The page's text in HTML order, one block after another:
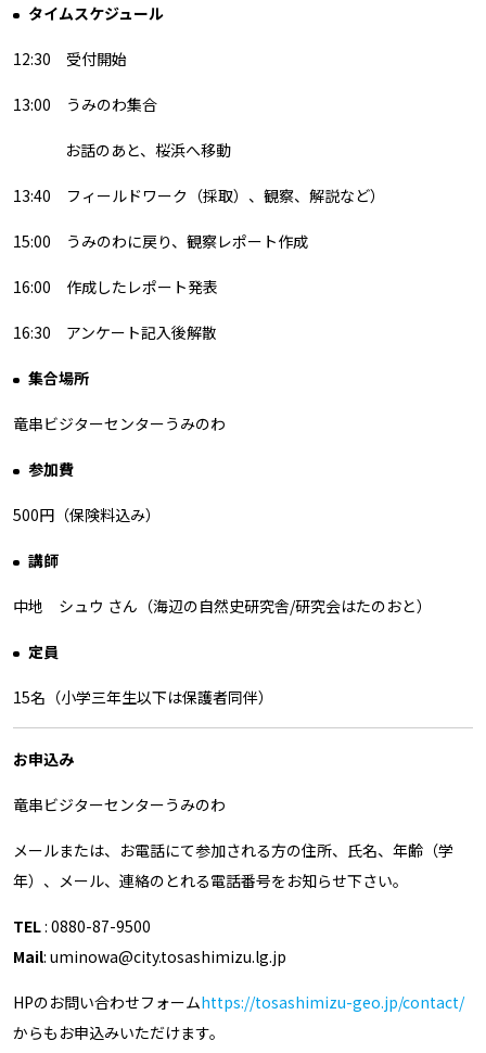
タイムスケジュール
12:30 受付開始
13:00 うみのわ集合
お話のあと、桜浜へ移動
13:40 フィールドワーク（採取）、観察、解説など）
15:00 うみのわに戻り、観察レポート作成
16:00 作成したレポート発表
16:30 アンケート記入後解散
集合場所
竜串ビジターセンターうみのわ
参加費
500円（保険料込み）
講師
中地 シュウ さん（海辺の自然史研究舎/研究会はたのおと）
定員
15名（小学三年生以下は保護者同伴）
お申込み
竜串ビジターセンターうみのわ
メールまたは、お電話にて参加される方の住所、氏名、年齢（学
年）、メール、連絡のとれる電話番号をお知らせ下さい。
TEL: 0880-87-9500
Mail: uminowa@city.tosashimizu.lg.jp
HPのお問い合わせフォームhttps://tosashimizu-geo.jp/contact/
からもお申込みいただけます。